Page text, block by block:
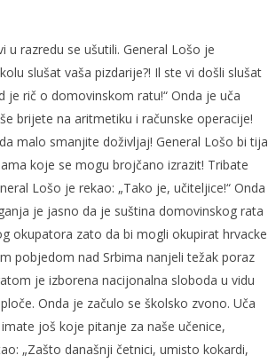
u razredu se ušutili. General Lošo je
slušat vaša pizdarije?! Il ste vi došli slušat
rič o domovinskom ratu!“ Onda je uča
brijete na aritmetiku i računske operacije!
malo smanjite doživljaj! General Lošo bi tija
koje se mogu brojčano izrazit! Tribate
Lošo je rekao: „Tako je, učiteljice!“ Onda
je jasno da je suština domovinskog rata
okupatora zato da bi mogli okupirat hrvacke
pobjedom nad Srbima nanjeli težak poraz
je izborena nacijonalna sloboda u vidu
Onda je začulo se školsko zvono. Uča
još koje pitanje za naše učenice,
„Zašto današnji četnici, umisto kokardi,